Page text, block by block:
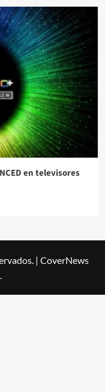
en televisores
| CoverNews